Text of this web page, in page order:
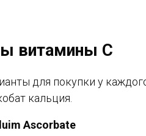
витамины С
для покупки у
кальция.
Ascorbate